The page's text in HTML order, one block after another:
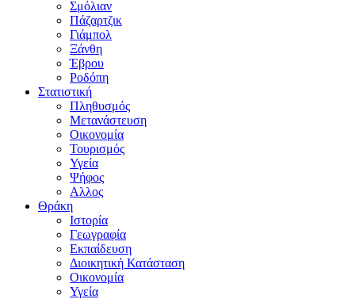
Σμόλιαν
Πάζαρτζικ
Γιάμπολ
Ξάνθη
Έβρου
Ροδόπη
Στατιστική
Πληθυσμός
Μετανάστευση
Οικονομία
Τουρισμός
Υγεία
Ψήφος
Αλλος
Θράκη
Ιστορία
Γεωγραφία
Εκπαίδευση
Διοικητική Κατάσταση
Οικονομία
Υγεία